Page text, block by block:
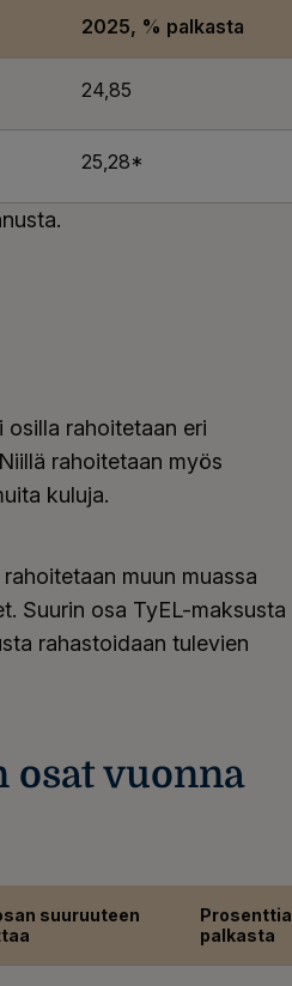
2025, % palkasta
24,85
25,28*
osilla rahoitetaan eri
rahoitetaan myös
kuluja.
muun muassa
Suurin osa TyEL-maksusta
rahastoidaan tulevien
osat vuonna
suuruuteen
Prosenttia
palkasta